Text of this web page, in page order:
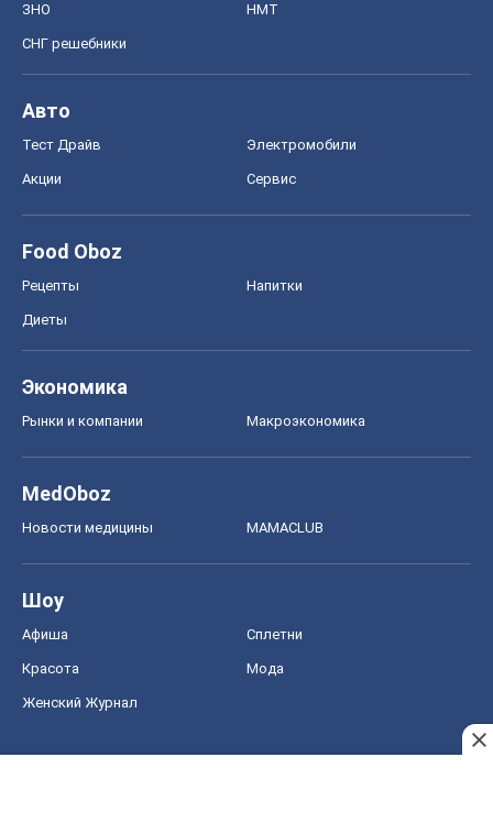
ЗНО НМТ
СНГ решебники
Авто
Тест Драйв Электромобили
Акции Сервис
Food Oboz
Рецепты Напитки
Диеты
Экономика
Рынки и компании Mакроэкономика
MedOboz
Новости медицины MAMACLUB
Шоу
Афиша Сплетни
Красота Мода
Женский Журнал